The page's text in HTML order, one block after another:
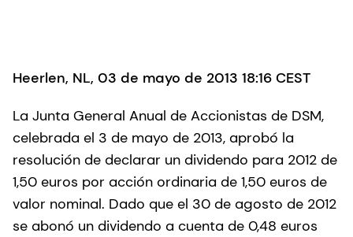
Heerlen, NL, 03 de mayo de 2013 18:16 CEST
La Junta General Anual de Accionistas de DSM,
celebrada el 3 de mayo de 2013, aprobó la
resolución de declarar un dividendo para 2012 de
1,50 euros por acción ordinaria de 1,50 euros de
valor nominal. Dado que el 30 de agosto de 2012
se abonó un dividendo a cuenta de 0,48 euros